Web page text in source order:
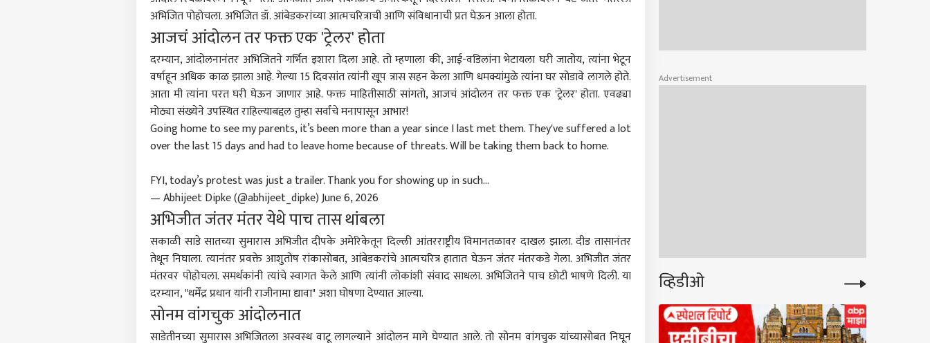
अभिजित पोहोचला. अभिजित डॉ. आंबेडकरांच्या आत्मचरित्राची आणि संविधानाची प्रत घेऊन आला होता.
आजचं आंदोलन तर फक्त एक 'ट्रेलर' होता
दरम्यान, आंदोलनानंतर अभिजितने गर्भित इशारा दिला आहे. तो म्हणाला की, आई-वडिलांना भेटायला घरी जातोय, त्यांना भेटून
वर्षाहून अधिक काळ झाला आहे. गेल्या 15 दिवसांत त्यांनी खूप त्रास सहन केला आणि धमक्यांमुळे त्यांना घर सोडावे लागले होते.
आता मी त्यांना परत घरी घेऊन जाणार आहे. फक्त माहितीसाठी सांगतो, आजचं आंदोलन तर फक्त एक 'ट्रेलर' होता. एवढ्या
मोठ्या संख्येने उपस्थित राहिल्याबद्दल तुम्हा सर्वांचे मनापासून आभार!
Going home to see my parents, it’s been more than a year since I last met them. They've suffered a lot
over the last 15 days and had to leave home because of threats. Will be taking them back to home.
FYI, today’s protest was just a trailer. Thank you for showing up in such…
— Abhijeet Dipke (@abhijeet_dipke)June 6, 2026
अभिजीत जंतर मंतर येथे पाच तास थांबला
सकाळी साडे सातच्या सुमारास अभिजीत दीपके अमेरिकेतून दिल्ली आंतरराष्ट्रीय विमानतळावर दाखल झाला. दीड तासानंतर
तेथून निघाला. त्यानंतर प्रवक्ते आशुतोष रांकासोबत, आंबेडकरांचे आत्मचरित्र हातात घेऊन जंतर मंतरकडे गेला. अभिजीत जंतर
मंतरवर पोहोचला. समर्थकांनी त्यांचे स्वागत केले आणि त्यांनी लोकांशी संवाद साधला. अभिजितने पाच छोटी भाषणे दिली. या
दरम्यान, "धर्मेंद्र प्रधान यांनी राजीनामा द्यावा" अशा घोषणा देण्यात आल्या.
सोनम वांगचुक आंदोलनात
साडेतीनच्या सुमारास अभिजितला अस्वस्थ वाटू लागल्याने आंदोलन मागे घेण्यात आले. तो सोनम वांगचुक यांच्यासोबत निघून
Advertisement
व्हिडीओ